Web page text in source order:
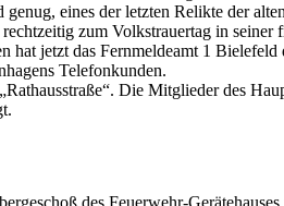
eines der letzten Relikte der
zum Volkstrauertag in
jetzt das Fernmeldeamt 1
Telefonkunden.
Die Mitglieder des